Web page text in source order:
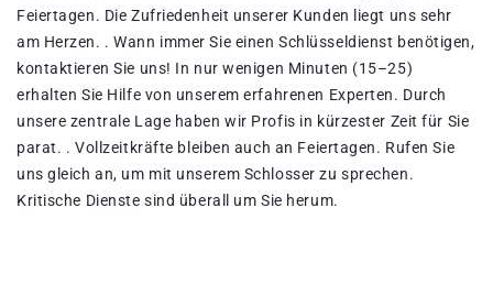
Feiertagen. Die Zufriedenheit unserer Kunden liegt uns sehr
am Herzen. . Wann immer Sie einen Schlüsseldienst benötigen,
kontaktieren Sie uns! In nur wenigen Minuten (15–25)
erhalten Sie Hilfe von unserem erfahrenen Experten. Durch
unsere zentrale Lage haben wir Profis in kürzester Zeit für Sie
parat. . Vollzeitkräfte bleiben auch an Feiertagen. Rufen Sie
uns gleich an, um mit unserem Schlosser zu sprechen.
Kritische Dienste sind überall um Sie herum.